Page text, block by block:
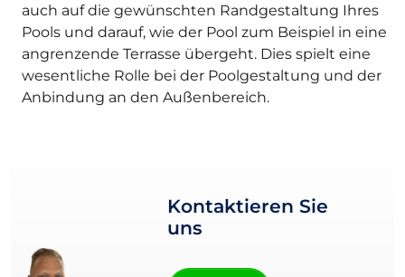
auch auf die gewünschten Randgestaltung Ihres
Pools und darauf, wie der Pool zum Beispiel in eine
angrenzende Terrasse übergeht. Dies spielt eine
wesentliche Rolle bei der Poolgestaltung und der
Anbindung an den Außenbereich.
Kontaktieren Sie
uns